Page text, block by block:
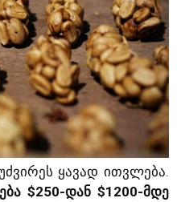
ყავად ითვლება.
$250-დან $1200-მდე